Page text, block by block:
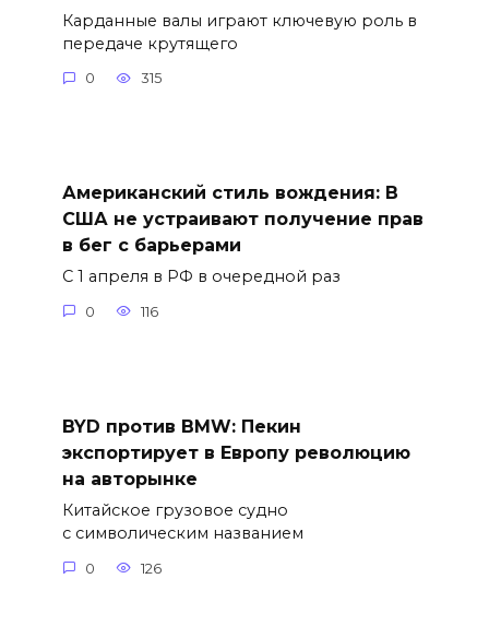
Карданные валы играют ключевую роль в
передаче крутящего
0 315
Американский стиль вождения: В
США не устраивают получение прав
в бег с барьерами
С 1 апреля в РФ в очередной раз
0 116
BYD против BMW: Пекин
экспортирует в Европу революцию
на авторынке
Китайское грузовое судно
с символическим названием
0 126